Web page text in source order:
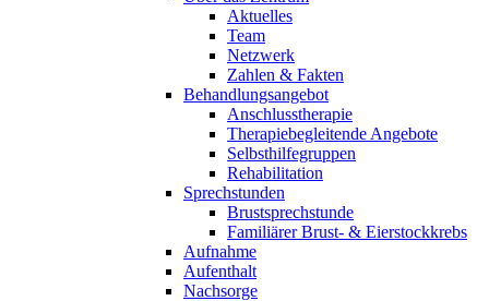
Aktuelles
Team
Netzwerk
Zahlen & Fakten
Behandlungsangebot
Anschlusstherapie
Therapiebegleitende Angebote
Selbsthilfegruppen
Rehabilitation
Sprechstunden
Brustsprechstunde
Familiärer Brust- & Eierstockkrebs
Aufnahme
Aufenthalt
Nachsorge